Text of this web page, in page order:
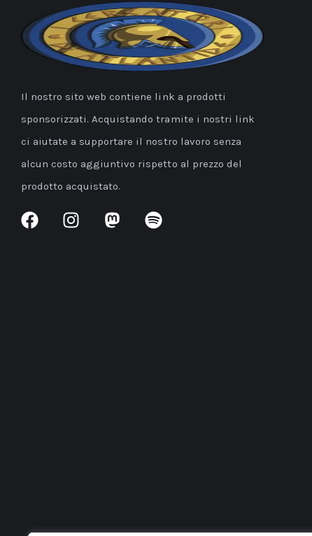
Il nostro sito web contiene link a prodotti
sponsorizzati. Acquistando tramite i nostri link
ci aiutate a supportare il nostro lavoro senza
alcun costo aggiuntivo rispetto al prezzo del
prodotto acquistato.